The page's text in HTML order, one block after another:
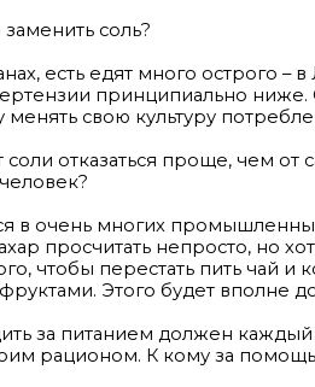
соль?
есть едят много острого –
принципиально
менять свою культуру
отказаться проще, чем от
в очень многих
просчитать непросто, но
чтобы перестать пить чай
Этого будет вполне
за питанием должен
рационом. К кому за